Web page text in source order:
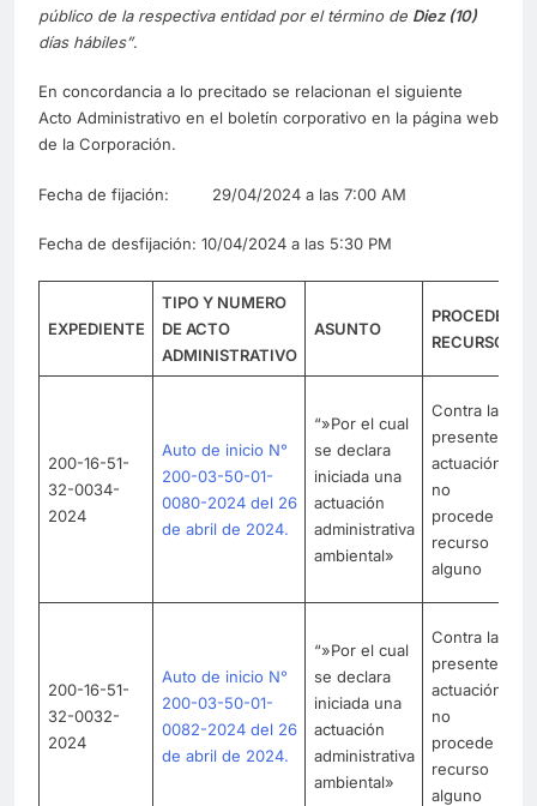
público de la respectiva entidad por el término de Diez (10)
días hábiles”.
En concordancia a lo precitado se relacionan el siguiente
Acto Administrativo en el boletín corporativo en la página web
de la Corporación.
Fecha de fijación: 29/04/2024 a las 7:00 AM
Fecha de desfijación: 10/04/2024 a las 5:30 PM
EXPEDIENTE
TIPO Y NUMERO
DE ACTO
ADMINISTRATIVO
ASUNTO
PROCEDE
RECURSO
200-16-51-
32-0034-
2024
Auto de inicio N°
200-03-50-01-
0080-2024 del 26
de abril de 2024.
“»Por el cual
se declara
iniciada una
actuación
administrativa
ambiental»
Contra la
presente
actuación
no
procede
recurso
alguno
200-16-51-
32-0032-
2024
Auto de inicio N°
200-03-50-01-
0082-2024 del 26
de abril de 2024.
“»Por el cual
se declara
iniciada una
actuación
administrativa
ambiental»
Contra la
presente
actuación
no
procede
recurso
alguno